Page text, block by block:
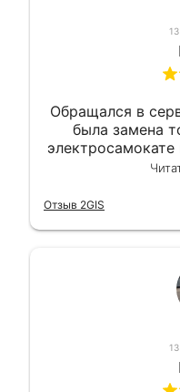
Обращался в
была замена
сделали в
гарантии,
Отзыв 2GIS